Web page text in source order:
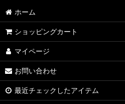
ALFA ROMEO > 156
ALFA ROMEO > 147
ALFA ROMEO > 159
A4
ホーム
ショッピングカート
マイページ
お問い合わせ
最近チェックしたアイテム